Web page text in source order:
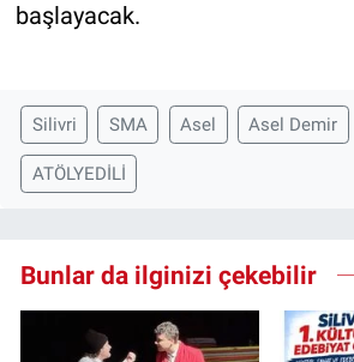
başlayacak.
Silivri SMA Asel Asel Demir
ATÖLYEDİLİ
Bunlar da ilginizi çekebilir